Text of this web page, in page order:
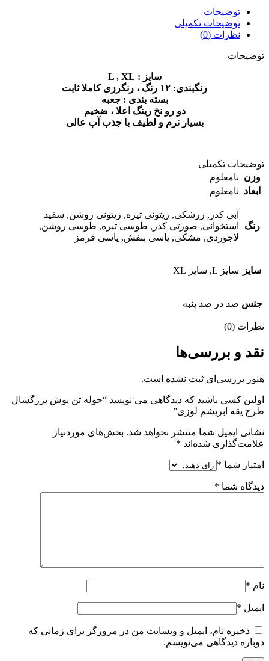
توضیحات
توضیحات تکمیلی
نظرات (0)
توضیحات
سایز : L , XL
رنگبندی: ۱۲ رنگ ، رنگرزی کاملا ثابت
بسته بندی : جعبه
دو رو نخ رینگ اعلا ، ضخیم
بسیار نرم و لطیف با جذب آب عالی
توضیحات تکمیلی
وزن نامعلوم
ابعاد نامعلوم
رنگ
آبی کدر, زرشکی, زیتونی تیره, زیتونی روشن, سفید
استخوانی, صورتی کدر, طوسی تیره, طوسی روشن,
لاجوردی, مشکی, یاسی بنفش, یاسی قرمز
سایز سایز L, سایز XL
جنس صد در صد پنبه
نظرات (0)
نقد و بررسی‌ها
هنوز بررسی‌ای ثبت نشده است.
اولین کسی باشید که دیدگاهی می نویسد “حوله تن پوش بزرگسال
طرح یقه ابریشم لوزی”
نشانی ایمیل شما منتشر نخواهد شد. بخش‌های موردنیاز
علامت‌گذاری شده‌اند *
امتیاز شما *
دیدگاه شما *
نام *
ایمیل *
ذخیره نام، ایمیل و وبسایت من در مرورگر برای زمانی که
دوباره دیدگاهی می‌نویسم.